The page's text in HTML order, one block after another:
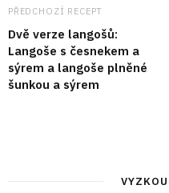
PŘEDCHOZÍ RECEPT
Dvě verze langošů:
Langoše s česnekem a
sýrem a langoše plněné
šunkou a sýrem